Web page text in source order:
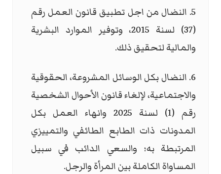
5. النضال من اجل تطبيق قانون العمل رقم
(37) لسنة 2015، وتوفير الموارد البشرية
والمالية لتحقيق ذلك.
6. النضال بكل الوسائل المشروعة، الحقوقية
والاجتماعية، لإلغاء قانون الأحوال الشخصية
رقم (1) لسنة 2025 وانهاء العمل بكل
المدونات ذات الطابع الطائفي والتمييزي
المرتبطة به؛ والسعي الدائب في سبيل
المساواة الكاملة بين المرأة والرجل.